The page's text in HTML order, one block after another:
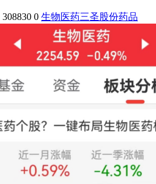
308830 0 生物医药三圣股份药品